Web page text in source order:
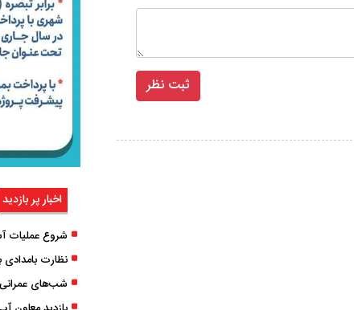
اخبار پر بازدید